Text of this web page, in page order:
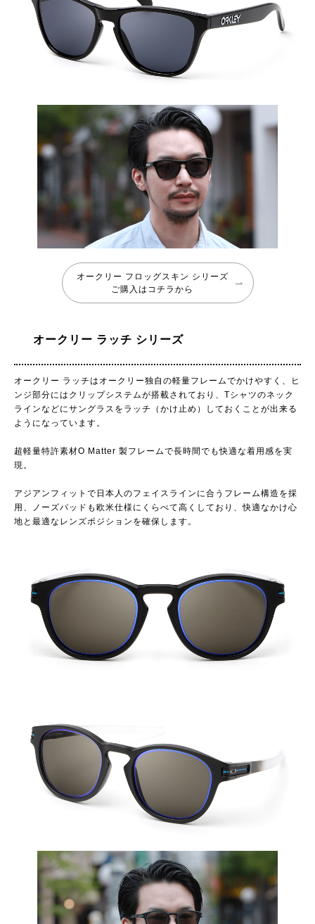
オークリー フロッグスキン シリーズ
ご購入はコチラから
オークリー ラッチ シリーズ
オークリー ラッチはオークリー独自の軽量フレームでかけやすく、ヒ
ンジ部分にはクリップシステムが搭載されており、Tシャツのネック
ラインなどにサングラスをラッチ（かけ止め）しておくことが出来る
ようになっています。
超軽量特許素材O Matter 製フレームで長時間でも快適な着用感を実
現。
アジアンフィットで日本人のフェイスラインに合うフレーム構造を採
用、ノーズパッドも欧米仕様にくらべて高くしており、快適なかけ心
地と最適なレンズポジションを確保します。